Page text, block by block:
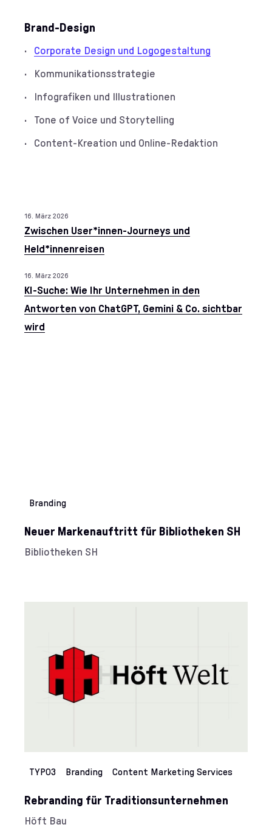
Brand-Design
Corporate Design und Logogestaltung
Kommunikationsstrategie
Infografiken und Illustrationen
Tone of Voice und Storytelling
Content-Kreation und Online-Redaktion
Insights aus dem
16. März 2026
Zwischen User*innen-Journeys und
Held*innenreisen
16. März 2026
KI-Suche: Wie Ihr Unternehmen in den
Antworten von ChatGPT, Gemini & Co. sichtbar
wird
Neuer Markenauftritt für Bibliotheken SH
Kunde/Kundin:
Bibliotheken SH
Branding
Rebranding für Traditionsunternehmen
Kunde/Kundin:
Höft Bau
TYPO3 Branding Content Marketing Services